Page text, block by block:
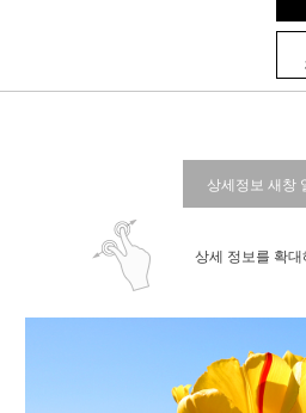
상세정보 새창
상세 정보를 확